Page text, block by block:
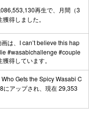
再生で、月間（3
得しました。
は、 I can’t believe this hap
#wasabichallenge #couple
得しています。
Who Gets the Spicy Wasabi C
にアップされ、現在 29,353